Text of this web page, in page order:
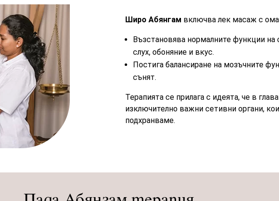
Широ Абянгам включва лек масаж с
Възстановява нормалните функции на
слух, обоняние и вкус.
Постига балансиране на мозъчните
сънят.
Терапията се прилага с идеята, че в
изключително важни сетивни органи,
подхранваме.